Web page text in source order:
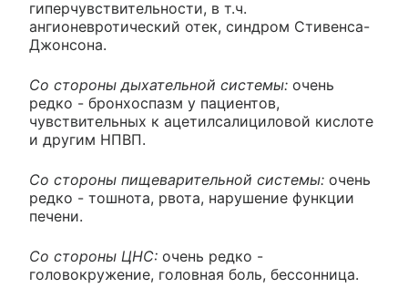
гиперчувствительности, в т.ч.
ангионевротический отек, синдром Стивенса-
Джонсона.
Со стороны дыхательной системы: очень
редко - бронхоспазм у пациентов,
чувствительных к ацетилсалициловой кислоте
и другим НПВП.
Со стороны пищеварительной системы: очень
редко - тошнота, рвота, нарушение функции
печени.
Со стороны ЦНС: очень редко -
головокружение, головная боль, бессонница.